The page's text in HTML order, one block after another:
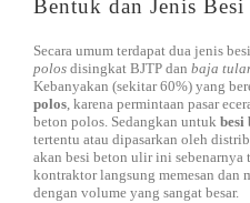
Bentuk dan Jenis Besi
Secara umum terdapat dua jenis
polos disingkat BJTP dan baja
Kebanyakan (sekitar 60%) yang
polos, karena permintaan pasar
beton polos. Sedangkan untuk besi
tertentu atau dipasarkan oleh
akan besi beton ulir ini sebenarnya
kontraktor langsung memesan dan
dengan volume yang sangat besar.